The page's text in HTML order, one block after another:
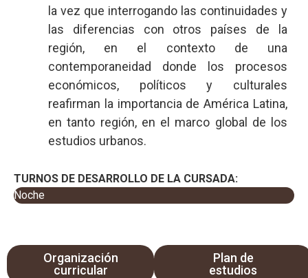
la vez que interrogando las continuidades y
las diferencias con otros países de la
región, en el contexto de una
contemporaneidad donde los procesos
económicos, políticos y culturales
reafirman la importancia de América Latina,
en tanto región, en el marco global de los
estudios urbanos.
TURNOS DE DESARROLLO DE LA CURSADA:
Noche
Organización
curricular
Plan de
estudios